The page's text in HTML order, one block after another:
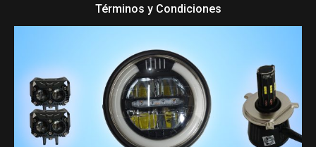
Términos y Condiciones